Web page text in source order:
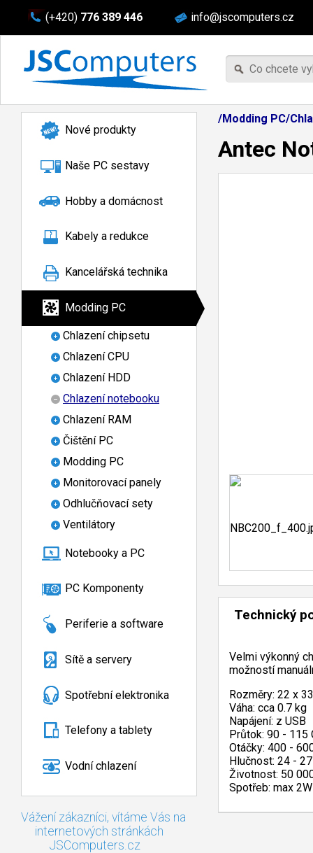
(+420) 776 389 446 info@jscomputers.cz
Nové produkty
Naše PC sestavy
Hobby a domácnost
Kabely a redukce
Kancelářská technika
Modding PC
Chlazení chipsetu
Chlazení CPU
Chlazení HDD
Chlazení notebooku
Chlazení RAM
Čištění PC
Modding PC
Monitorovací panely
Odhlučňovací sety
Ventilátory
Notebooky a PC
PC Komponenty
Periferie a software
Sítě a servery
Spotřební elektronika
Telefony a tablety
Vodní chlazení
Vážení zákazníci, vítáme Vás na
internetových stránkách
JSComputers.cz
/Modding PC/
Antec
Technický
Velmi výkonný
možností
Rozměry: 22 x
Váha: cca 0.7 kg
Napájení: z USB
Průtok: 90 - 115
Otáčky: 400 -
Hlučnost: 24 -
Životnost: 50
Spotřeb: max 2W